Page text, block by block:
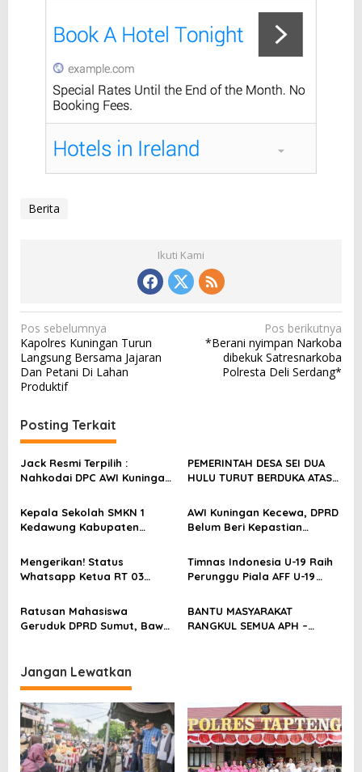
Berita
Ikuti Kami
N
a
v
i
g
a
s
i
p
o
s
Pos sebelumnya
Kapolres Kuningan Turun
Langsung Bersama Jajaran
Dan Petani Di Lahan
Produktif
Pos berikutnya
*Berani nyimpan Narkoba
dibekuk Satresnarkoba
Polresta Deli Serdang*
Posting Terkait
Jack Resmi Terpilih :
Nahkodai DPC AWI Kuningan
Tunjukan Kualitas
Organisasi”
PEMERINTAH DESA SEI DUA
HULU TURUT BERDUKA ATAS
WARGA
Kepala Sekolah SMKN 1
Kedawung Kabupaten
Pelajaran Tidak Ada Di
Tempat
AWI Kuningan Kecewa, DPRD
Belum Beri Kepastian
Carut -Marut BUMDes
Mengerikan! Status
Whatsapp Ketua RT 03
Cirebon Sangat Arogan
Timnas Indonesia U-19 Raih
Perunggu Piala AFF U-19
Apresiasi Semangat Garuda
Muda
Ratusan Mahasiswa
Geruduk DPRD Sumut, Bawa
BANTU MASYARAKAT
RANGKUL SEMUA APH –
Jangan Lewatkan